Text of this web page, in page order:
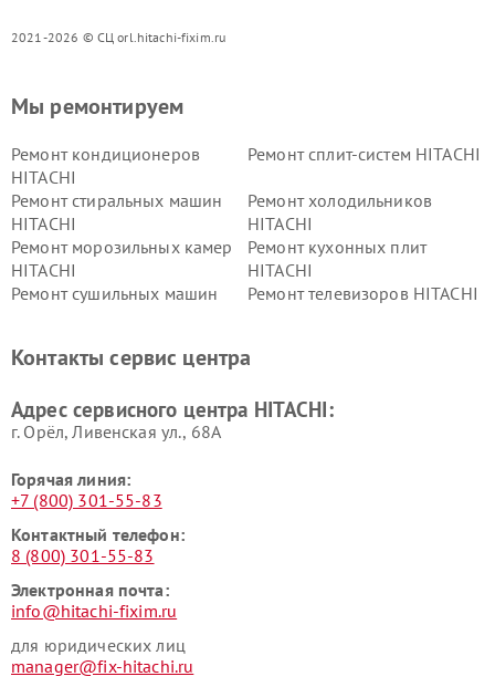
2021-2026 © СЦ orl.hitachi-fixim.ru
Мы ремонтируем
Ремонт кондиционеров
HITACHI
Ремонт сплит-систем HITACHI
Ремонт стиральных машин
HITACHI
Ремонт холодильников
HITACHI
Ремонт морозильных камер
HITACHI
Ремонт кухонных плит
HITACHI
Ремонт сушильных машин
Ремонт телевизоров HITACHI
данных HITACHI
HITACHI
HITACHI
HITACHI
Контакты сервис центра
Адрес сервисного центра HITACHI:
г. Орёл, Ливенская ул., 68А
Горячая линия:
+7 (800) 301-55-83
Контактный телефон:
8 (800) 301-55-83
Электронная почта:
info@hitachi-fixim.ru
для юридических лиц
manager@fix-hitachi.ru